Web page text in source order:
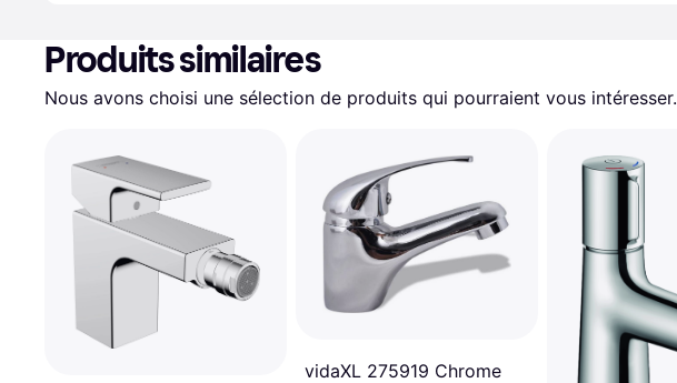
Produits similaires
Nous avons choisi une sélection de produits qui pourraient vous intéresser.
vidaXL 275919 Chrome